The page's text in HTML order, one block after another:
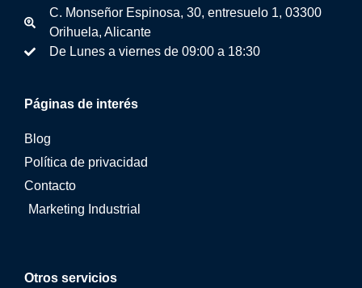
Otros servicios
Páginas de interés
Blog
Política de privacidad
Contacto
Marketing Industrial
C. Monseñor Espinosa, 30, entresuelo 1, 03300
Orihuela, Alicante
De Lunes a viernes de 09:00 a 18:30